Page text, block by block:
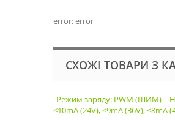
error: error
СХОЖІ ТОВАРИ З
Режим заряду: PWM (ШИМ)
≤10mA (24V), ≤9mA (36V), ≤8mA